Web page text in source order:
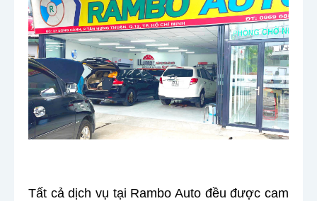
Tất cả dịch vụ tại Rambo Auto đều được cam